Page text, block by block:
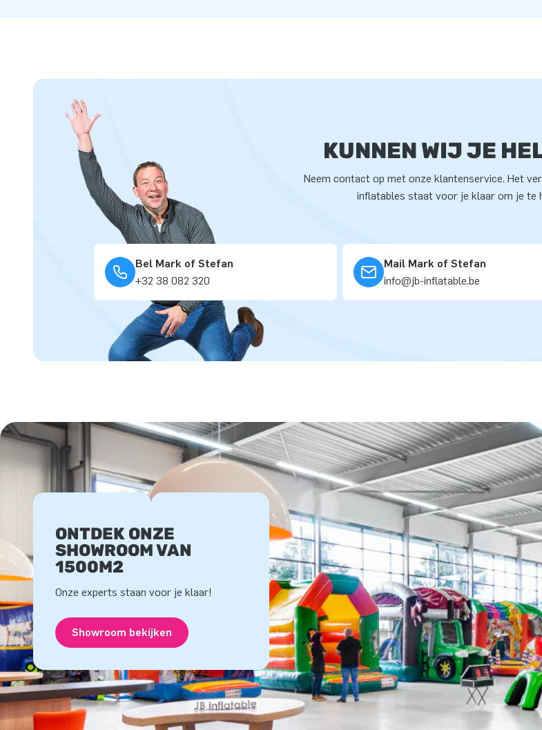
KUNNEN WIJ JE
Neem contact op met onze klantenservice. Het
inflatables staat voor je klaar om je te
Bel Mark of Stefan
+32 38 082 320
Mail Mark of Stefan
info@jb-inflatable.be
ONTDEK ONZE
SHOWROOM VAN
1500M2
Onze experts staan voor je klaar!
Showroom bekijken